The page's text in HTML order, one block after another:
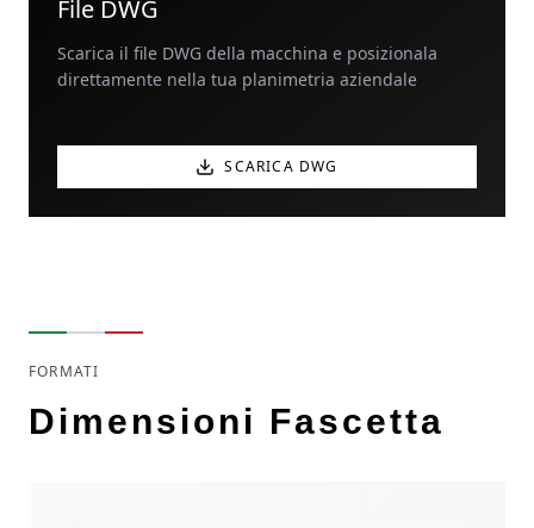
File DWG
Scarica il file DWG della macchina e posizionala
direttamente nella tua planimetria aziendale
SCARICA DWG
FORMATI
Dimensioni Fascetta